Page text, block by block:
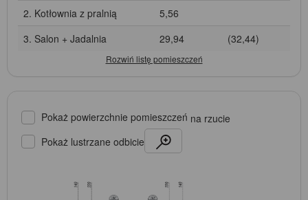
2. Kotłownia z pralnią
5,56
3. Salon + Jadalnia
29,94 (32,44)
Pokaż powierzchnie pomieszczeń na rzucie
Pokaż lustrzane odbicie